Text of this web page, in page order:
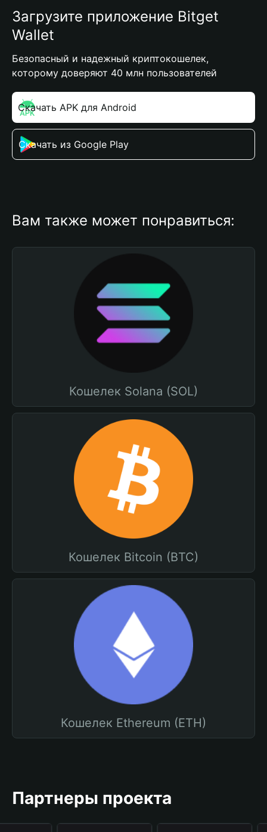
Загрузите приложение Bitget
Wallet
Безопасный и надежный криптокошелек,
которому доверяют 40 млн пользователей
Скачать APK для Android
Скачать из Google Play
Вам также может понравиться:
Кошелек Solana (SOL)
Кошелек Bitcoin (BTC)
Кошелек Ethereum (ETH)
Партнеры проекта